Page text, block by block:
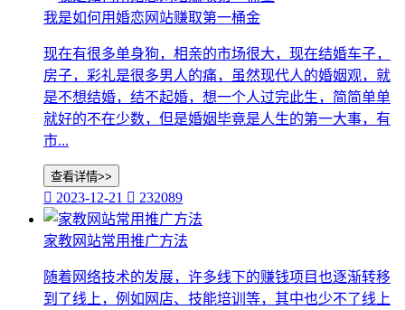
我是如何用婚恋网站赚取第一桶金
现在有很多单身狗，相亲的市场很大，现在结婚车子，
房子，彩礼是很多男人的痛，虽然现代人的婚姻观，就
是不想结婚，结不起婚，想一个人过完此生，简简单单
就好的不在少数，但是婚姻毕竟是人生的第一大事，有
市...
查看详情>>
 2023-12-21  232089
家教网站常用推广方法
随着网络技术的发展，许多线下的赚钱项目也逐渐转移
到了线上，例如网店、技能培训等，其中也少不了线上